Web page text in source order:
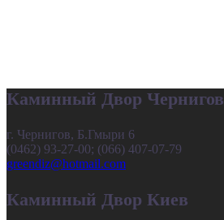
Каминный Двор Чернигов
г. Чернигов, Б.Гмыри 6
(0462) 93-27-00; (066) 407-07-79
greendiz@hotmail.com
Каминный Двор Киев